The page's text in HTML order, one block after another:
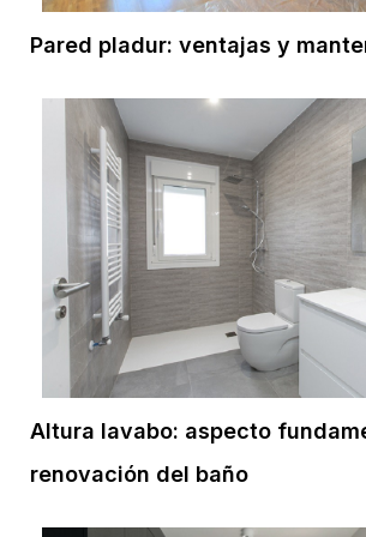
Pared pladur: ventajas y
Altura lavabo: aspecto
renovación del baño¿Necesitas